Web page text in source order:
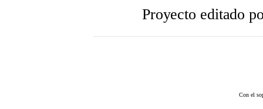
Proyecto editado
Con el